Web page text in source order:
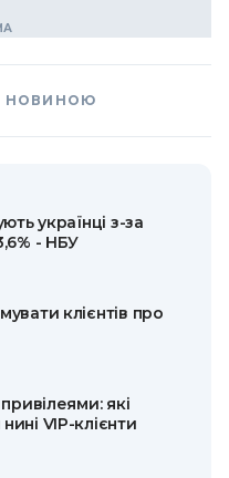
НОВИНОЮ
українці з-за
- НБУ
клієнтів про
які
VIP-клієнти